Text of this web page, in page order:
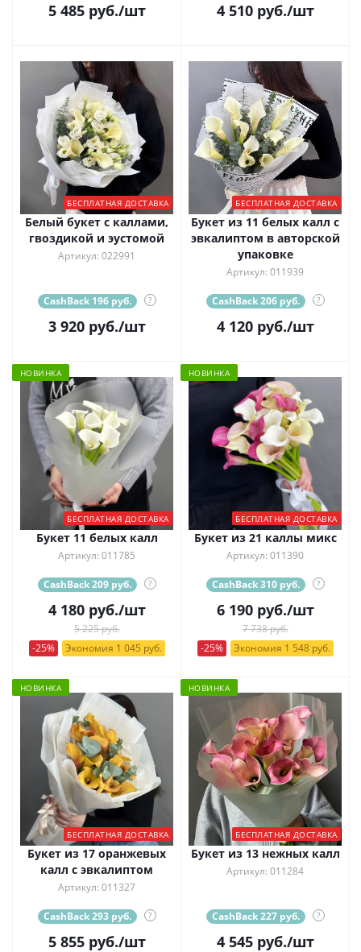
5 485руб./шт 4 510руб./шт
БЕСПЛАТНАЯ ДОСТАВКА
Белый букет с каллами,
гвоздикой и эустомой
Артикул: 022991
CashBack 196 руб. ?
3 920руб./шт
БЕСПЛАТНАЯ ДОСТАВКА
Букет из 11 белых калл с
эвкалиптом в авторской
упаковке
Артикул: 011939
CashBack 206 руб. ?
4 120руб./шт
НОВИНКА
БЕСПЛАТНАЯ ДОСТАВКА
Букет 11 белых калл
Артикул: 011785
CashBack 209 руб. ?
4 180руб./шт
5 225 руб.
-25%
Экономия 1 045 руб.
НОВИНКА
БЕСПЛАТНАЯ ДОСТАВКА
Букет из 21 каллы микс
Артикул: 011390
CashBack 310 руб. ?
6 190руб./шт
7 738 руб.
-25%
Экономия 1 548 руб.
НОВИНКА
БЕСПЛАТНАЯ ДОСТАВКА
Букет из 17 оранжевых
калл с эвкалиптом
Артикул: 011327
CashBack 293 руб. ?
5 855руб./шт
НОВИНКА
БЕСПЛАТНАЯ ДОСТАВКА
Букет из 13 нежных калл
Артикул: 011284
CashBack 227 руб. ?
4 545руб./шт